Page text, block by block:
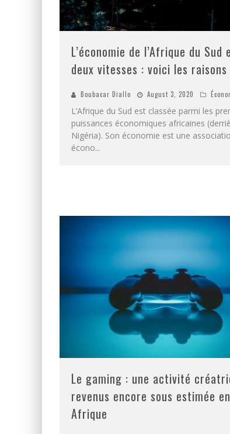
L’économie de l’Afrique du Sud
deux vitesses : voici les raisons
Boubacar Diallo August 3, 2020
L’Afrique du Sud est classée parmi les
puissances économiques africaines
Nigéria). Son économie est une
écono...
Le gaming : une activité
revenus encore sous estimée en
Afrique